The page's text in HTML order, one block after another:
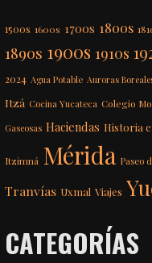
1500s 1600s 1700s 1800s
1890s 1900s 1910s
2024 Agua Potable Auroras
Itzá Cocina Yucateca Colegio
Gaseosas Haciendas Historia
Itzimná Mérida Paseo
Tranvías Uxmal Viajes
CATEGORÍAS